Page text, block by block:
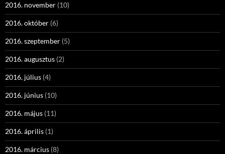
2016. november (10)
2016. október (6)
2016. szeptember (5)
2016. augusztus (2)
2016. július (4)
2016. június (10)
2016. május (11)
2016. április (1)
2016. március (8)